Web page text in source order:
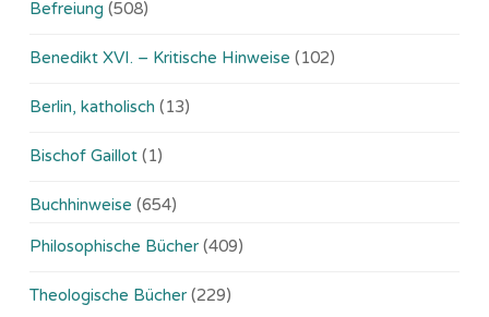
Befreiung (508)
Benedikt XVI. – Kritische Hinweise (102)
Berlin, katholisch (13)
Bischof Gaillot (1)
Buchhinweise (654)
Philosophische Bücher (409)
Theologische Bücher (229)